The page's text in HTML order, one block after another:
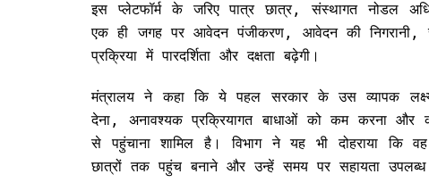
इस प्लेटफॉर्म के जरिए पात्र छात्र, संस्थागत नोडल
एक ही जगह पर आवेदन पंजीकरण, आवेदन की
प्रक्रिया में पारदर्शिता और दक्षता बढ़ेगी।
मंत्रालय ने कहा कि ये पहल सरकार के उस व्यापक
देना, अनावश्यक प्रक्रियागत बाधाओं को कम करना और
से पहुंचाना शामिल है। विभाग ने यह भी दोहराया
छात्रों तक पहुंच बनाने और उन्हें समय पर सहायता उपलब्ध